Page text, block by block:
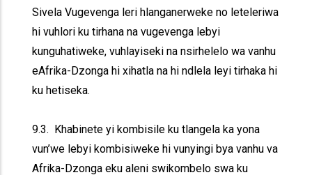
Sivela Vugevenga leri hlanganerweke no leteleriwa
hi vuhlori ku tirhana na vugevenga lebyi
kunguhatiweke, vuhlayiseki na nsirhelelo wa vanhu
eAfrika-Dzonga hi xihatla na hi ndlela leyi tirhaka hi
ku hetiseka.
9.3. Khabinete yi kombisile ku tlangela ka yona
vun’we lebyi kombisiweke hi vunyingi bya vanhu va
Afrika-Dzonga eku aleni swikombelo swa ku